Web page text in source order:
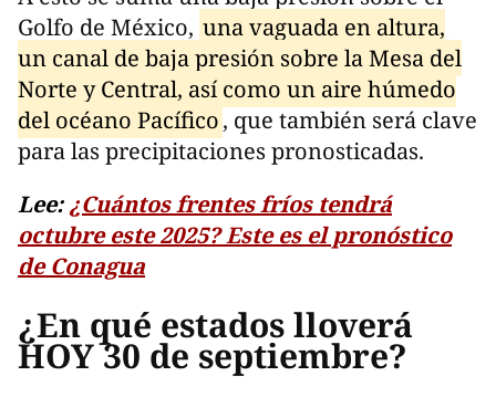
Golfo de México, una vaguada en altura,
un canal de baja presión sobre la Mesa del
Norte y Central, así como un aire húmedo
del océano Pacífico, que también será clave
para las precipitaciones pronosticadas.
Lee:¿Cuántos frentes fríos tendrá
octubre este 2025? Este es el pronóstico
de Conagua
¿En qué estados lloverá
HOY 30 de septiembre?